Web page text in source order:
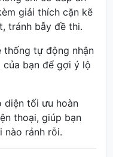
giải thích cặn kẽ
tránh bẫy đề thi.
thống tự động nhận
của bạn để gợi ý lộ
diện tối ưu hoàn
thoại, giúp bạn
nào rảnh rỗi.